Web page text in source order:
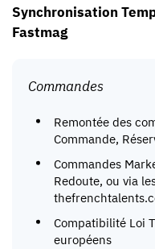
Synchronisation
Fastmag
Commandes
Remontée des
Commande,
Commandes
Redoute, ou via
Compatibilité Loi
européens